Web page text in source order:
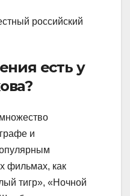
российский
есть у
и
фильмах, как
тигр», «Ночной